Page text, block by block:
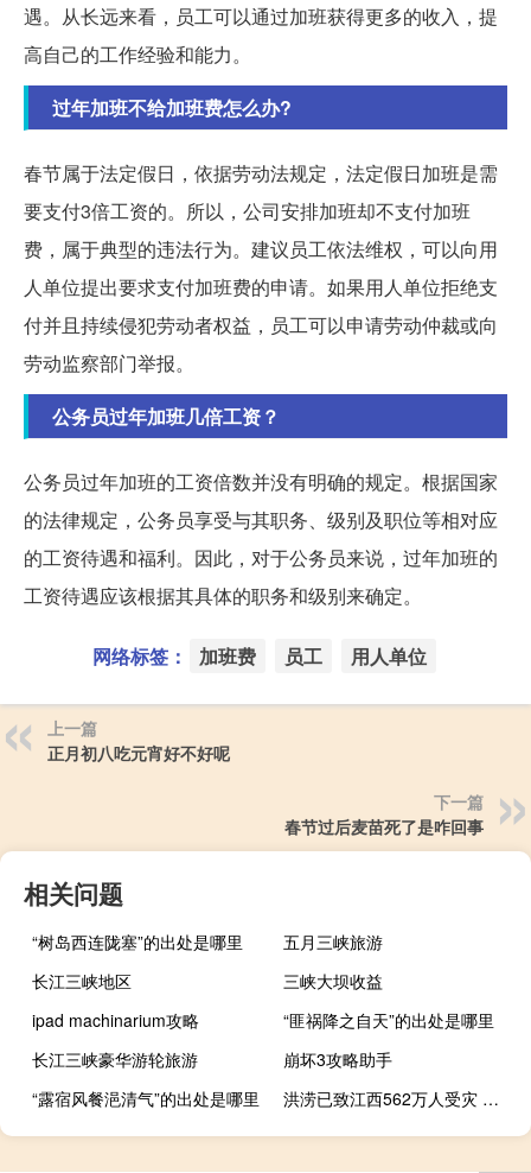
遇。从长远来看，员工可以通过加班获得更多的收入，提
高自己的工作经验和能力。
过年加班不给加班费怎么办?
春节属于法定假日，依据劳动法规定，法定假日加班是需
要支付3倍工资的。所以，公司安排加班却不支付加班
费，属于典型的违法行为。建议员工依法维权，可以向用
人单位提出要求支付加班费的申请。如果用人单位拒绝支
付并且持续侵犯劳动者权益，员工可以申请劳动仲裁或向
劳动监察部门举报。
公务员过年加班几倍工资？
公务员过年加班的工资倍数并没有明确的规定。根据国家
的法律规定，公务员享受与其职务、级别及职位等相对应
的工资待遇和福利。因此，对于公务员来说，过年加班的
工资待遇应该根据其具体的职务和级别来确定。
网络标签： 加班费 员工 用人单位
上一篇
正月初八吃元宵好不好呢
下一篇
春节过后麦苗死了是咋回事
相关问题
“树岛西连陇塞”的出处是哪里
五月三峡旅游
长江三峡地区
三峡大坝收益
ipad machinarium攻略
“匪祸降之自天”的出处是哪里
长江三峡豪华游轮旅游
崩坏3攻略助手
“露宿风餐浥清气”的出处是哪里
洪涝已致江西562万人受灾 目前是啥情况